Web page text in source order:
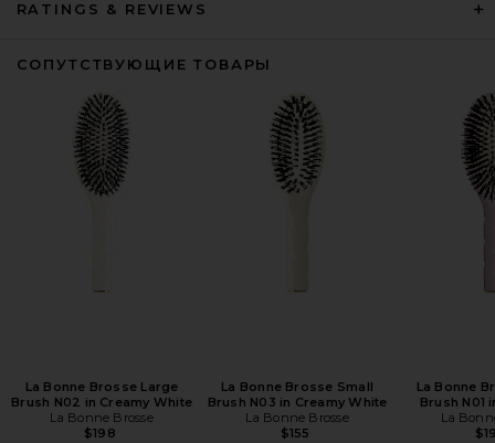
RATINGS & REVIEWS
СОПУТСТВУЮЩИЕ ТОВАРЫ
La Bonne Brosse Large
Brush N02 in Creamy White
La Bonne Brosse
$198
La Bonne Brosse Small
Brush N03 in Creamy White
La Bonne Brosse
$155
La Bonne
Brush N01
La